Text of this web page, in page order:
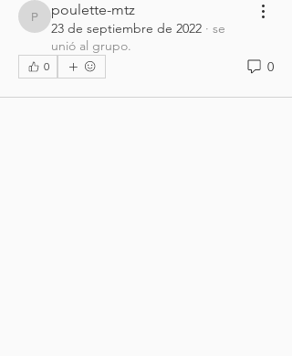
poulette-mtz
poulette-mtz
23 de septiembre de 2022 · se
unió al grupo.
0 0